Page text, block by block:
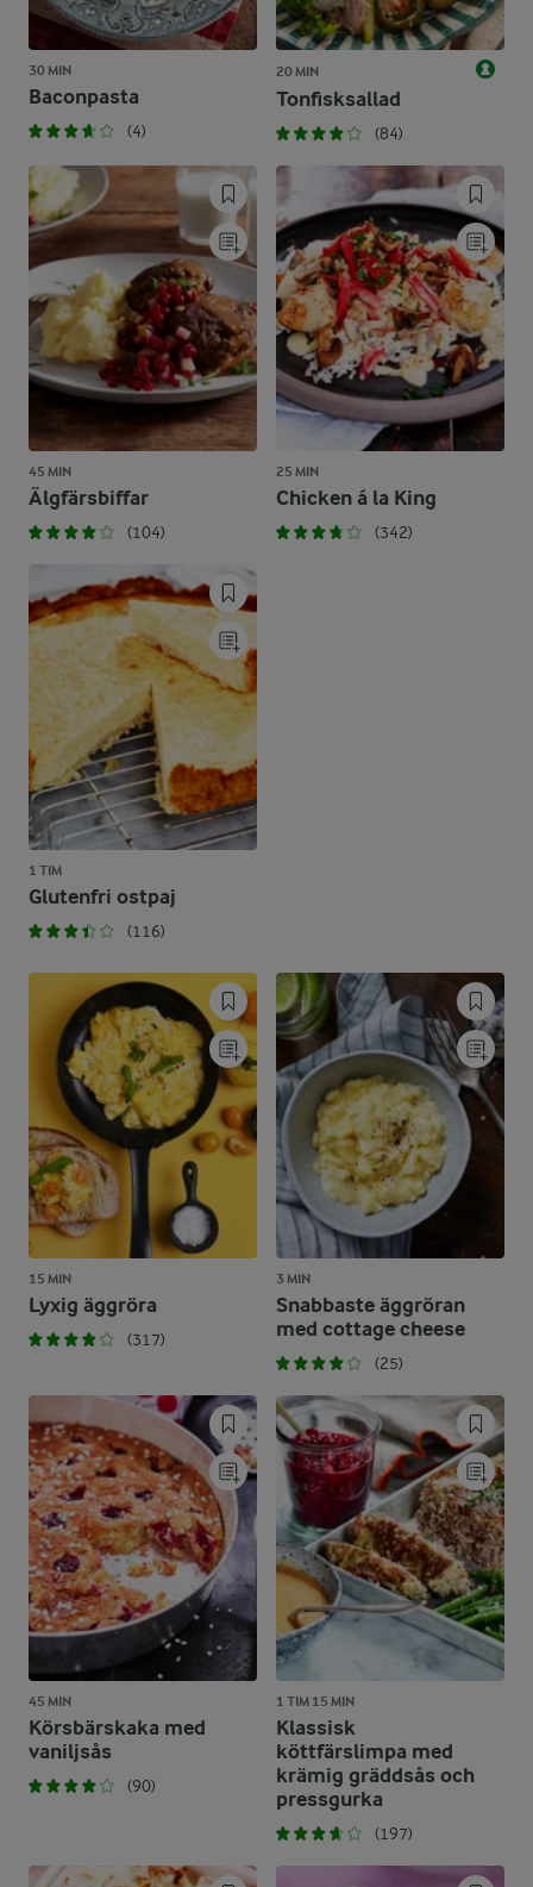
30 MIN
Baconpasta
(4)
20 MIN
Tonfisksallad
(84)
45 MIN
Älgfärsbiffar
(104)
25 MIN
Chicken á la King
(342)
1 TIM
Glutenfri ostpaj
(116)
15 MIN
Lyxig äggröra
(317)
3 MIN
Snabbaste äggröran
med cottage cheese
(25)
45 MIN
Körsbärskaka med
vaniljsås
(90)
1 TIM 15 MIN
Klassisk
köttfärslimpa med
krämig gräddsås och
pressgurka
(197)